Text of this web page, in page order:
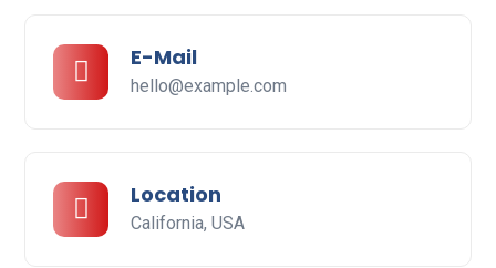
E-Mail
hello@example.com
Location
California, USA